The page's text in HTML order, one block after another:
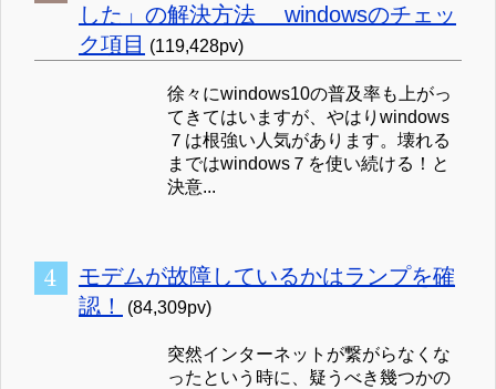
した」の解決方法 windowsのチェッ
ク項目 (119,428pv)
徐々にwindows10の普及率も上がっ
てきてはいますが、やはりwindows
７は根強い人気があります。壊れる
まではwindows７を使い続ける！と
決意...
モデムが故障しているかはランプを確
認！
(84,309pv)
突然インターネットが繋がらなくな
ったという時に、疑うべき幾つかの